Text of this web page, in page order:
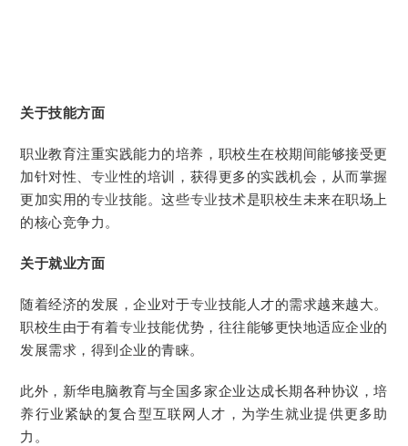
关于技能方面
职业教育注重实践能力的培养，职校生在校期间能够接受更
加针对性、 专业性的培训，获得更多的实践机会，从而掌握
更加实用的专业技能。这些专业技术是职校生未来在职场上
的核心竞争力。
关于就业方面
随着经济的发展，企业对于专业技能人才的需求越来越大。
职校生由于有着专业技能优势，往往能够更快地适应企业的
发展需求，得到企业的青睐。
此外，新华电脑教育与全国多家企业达成长期各种协议，培
养行业紧缺的复合型互联网人才，为学生就业提供更多助
力。